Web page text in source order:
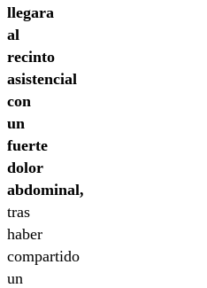
llegara
al
recinto
asistencial
con
un
fuerte
dolor
abdominal,
tras
haber
compartido
un